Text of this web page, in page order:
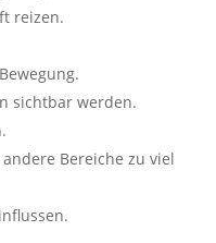
reizen.
sichtbar werden.
Bereiche zu viel